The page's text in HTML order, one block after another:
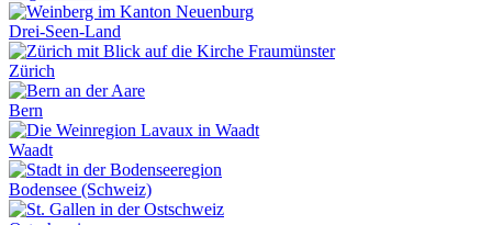
Drei-Seen-Land
Zürich
Bern
Waadt
Bodensee (Schweiz)